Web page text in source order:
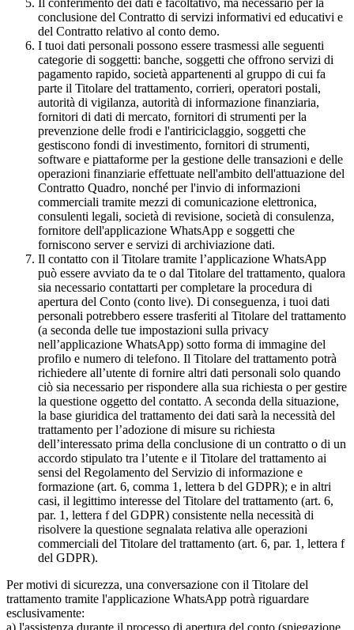
Il conferimento dei dati è facoltativo, ma necessario per la
conclusione del Contratto di servizi informativi ed educativi e
del Contratto relativo al conto demo.
I tuoi dati personali possono essere trasmessi alle seguenti
categorie di soggetti: banche, soggetti che offrono servizi di
pagamento rapido, società appartenenti al gruppo di cui fa
parte il Titolare del trattamento, corrieri, operatori postali,
autorità di vigilanza, autorità di informazione finanziaria,
fornitori di dati di mercato, fornitori di strumenti per la
prevenzione delle frodi e l'antiriciclaggio, soggetti che
gestiscono fondi di investimento, fornitori di strumenti,
software e piattaforme per la gestione delle transazioni e delle
operazioni finanziarie effettuate nell'ambito dell'attuazione del
Contratto Quadro, nonché per l'invio di informazioni
commerciali tramite mezzi di comunicazione elettronica,
consulenti legali, società di revisione, società di consulenza,
fornitore dell'applicazione WhatsApp e soggetti che
forniscono server e servizi di archiviazione dati.
Il contatto con il Titolare tramite l’applicazione WhatsApp
può essere avviato da te o dal Titolare del trattamento, qualora
sia necessario contattarti per completare la procedura di
apertura del Conto (conto live). Di conseguenza, i tuoi dati
personali potrebbero essere trasferiti al Titolare del trattamento
(a seconda delle tue impostazioni sulla privacy
nell’applicazione WhatsApp) sotto forma di immagine del
profilo e numero di telefono. Il Titolare del trattamento potrà
richiedere all’utente di fornire altri dati personali solo quando
ciò sia necessario per rispondere alla sua richiesta o per gestire
la questione oggetto del contatto. A seconda della situazione,
la base giuridica del trattamento dei dati sarà la necessità del
trattamento per l’adozione di misure su richiesta
dell’interessato prima della conclusione di un contratto o di un
accordo stipulato tra l’utente e il Titolare del trattamento ai
sensi del Regolamento del Servizio di informazione e
formazione (art. 6, comma 1, lettera b del GDPR); e in altri
casi, il legittimo interesse del Titolare del trattamento (art. 6,
par. 1, lettera f del GDPR) consistente nella necessità di
risolvere la questione segnalata relativa alle operazioni
commerciali del Titolare del trattamento (art. 6, par. 1, lettera f
del GDPR).
Per motivi di sicurezza, una conversazione con il Titolare del
trattamento tramite l'applicazione WhatsApp potrà riguardare
esclusivamente:
a) l'assistenza durante il processo di apertura del conto (spiegazione